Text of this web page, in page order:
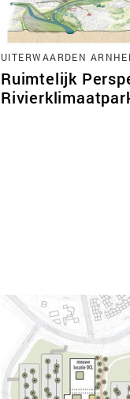
UITERWAARDEN
Ruimtelijk